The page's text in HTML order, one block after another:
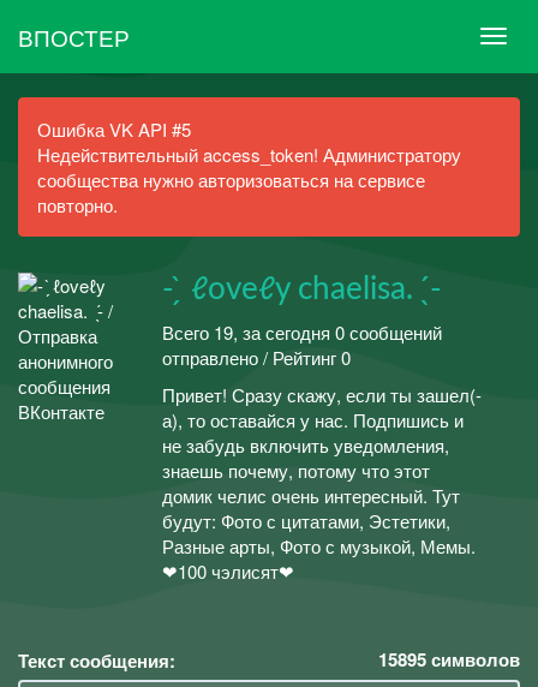
ВПОСТЕР
Ошибка VK API #5
Недействительный access_token! Администратору
сообщества нужно авторизоваться на сервисе
повторно.
- ̗̀ ㅤℓoveℓy chaelisa. ㅤ ̖́-
Всего 19, за сегодня 0 сообщений
отправлено / Рейтинг 0
Привет! Сразу скажу, если ты зашел(-
а), то оставайся у нас. Подпишись и
не забудь включить уведомления,
знаешь почему, потому что этот
домик челис очень интересный. Тут
будут: Фото с цитатами, Эстетики,
Разные арты, Фото с музыкой, Мемы.
❤100 чэлисят❤
Текст сообщения: 15895символов